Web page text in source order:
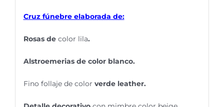
Cruz fúnebre elaborada de:
Rosas de color lila.
Alstroemerias de color blanco.
Fino follaje de color verde leather.